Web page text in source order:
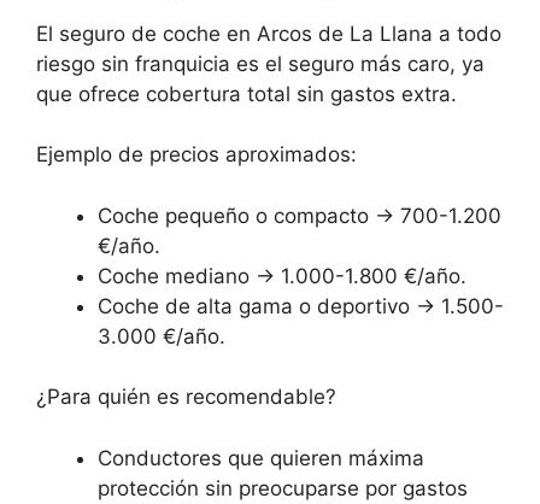
El seguro de coche en Arcos de La Llana a todo
riesgo sin franquicia es el seguro más caro, ya
que ofrece cobertura total sin gastos extra.
Ejemplo de precios aproximados:
Coche pequeño o compacto → 700-1.200
€/año.
Coche mediano → 1.000-1.800 €/año.
Coche de alta gama o deportivo → 1.500-
3.000 €/año.
¿Para quién es recomendable?
Conductores que quieren máxima
protección sin preocuparse por gastos